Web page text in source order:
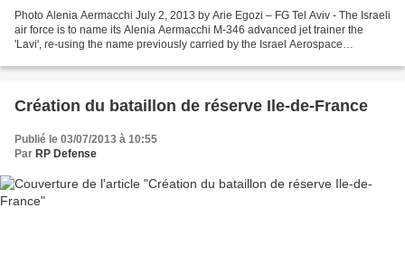
Photo Alenia Aermacchi July 2, 2013 by Arie Egozi – FG Tel Aviv - The Israeli
air force is to name its Alenia Aermacchi M-346 advanced jet trainer the
'Lavi', re-using the name previously carried by the Israel Aerospace
Création du bataillon de réserve Ile-de-France
Publié le 03/07/2013 à 10:55
Par RP Defense